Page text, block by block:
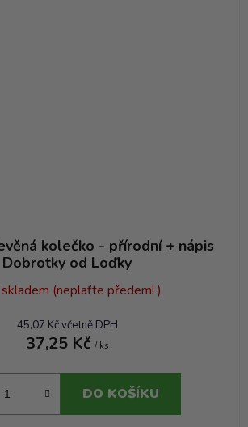
kolečko - přírodní + nápis
Dobrotky od Loďky
(neplaťte předem! )
45,07 Kč včetně DPH
37,25 Kč / ks
DO KOŠÍKU